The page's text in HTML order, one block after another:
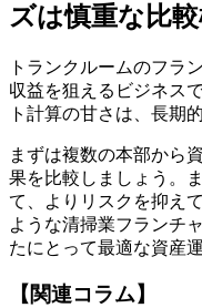
ズは慎重な比
トランクルームのフラ
収益を狙えるビジネス
ト計算の甘さは、長期
まずは複数の本部から
果を比較しましょう。
て、よりリスクを抑え
ような清掃業フランチ
たにとって最適な資産
【関連コラム】